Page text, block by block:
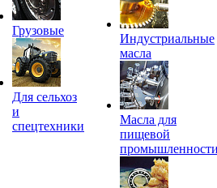
Грузовые
Для сельхоз
и
спецтехники
Индустриальные
масла
Масла для
пищевой